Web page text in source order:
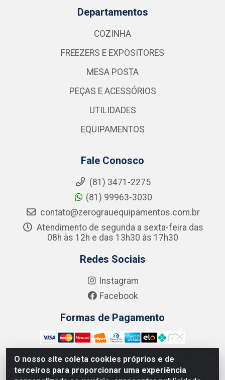
O nosso site coleta cookies próprios e de
terceiros para proporcionar uma experiência
Departamentos
COZINHA
FREEZERS E EXPOSITORES
MESA POSTA
PEÇAS E ACESSÓRIOS
UTILIDADES
EQUIPAMENTOS
Fale Conosco
(81) 3471-2275
(81) 99963-3030
contato@zerograuequipamentos.com.br
Atendimento de segunda a sexta-feira das
08h às 12h e das 13h30 às 17h30
Redes Sociais
Instagram
Facebook
Formas de Pagamento
Zero Grau - Rua Jean Emile Favre, 746 - Ipsep,